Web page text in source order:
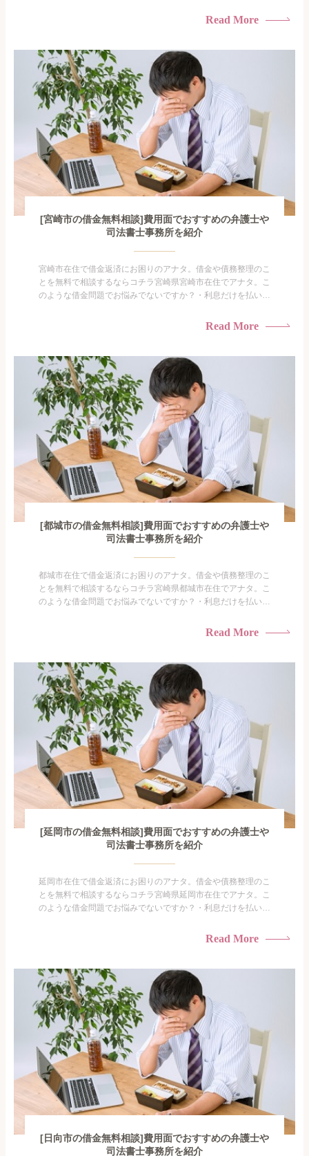
られたくない・借金の催促、取り立てで憂鬱になる。・闇金に
がありま...
Read More
[宮崎市の借金無料相談]費用面でおすすめの弁護士や
司法書士事務所を紹介
宮崎市在住で借金返済にお困りのアナタ。借金や債務整理のこ
とを無料で相談するならコチラ宮崎県宮崎市在住でアナタ。こ
のような借金問題でお悩みでないですか？・利息だけを払い続
られたくない・借金の催促、取り立てで憂鬱になる。・闇金に
がありま...
Read More
[都城市の借金無料相談]費用面でおすすめの弁護士や
司法書士事務所を紹介
都城市在住で借金返済にお困りのアナタ。借金や債務整理のこ
とを無料で相談するならコチラ宮崎県都城市在住でアナタ。こ
のような借金問題でお悩みでないですか？・利息だけを払い続
られたくない・借金の催促、取り立てで憂鬱になる。・闇金に
がありま...
Read More
[延岡市の借金無料相談]費用面でおすすめの弁護士や
司法書士事務所を紹介
延岡市在住で借金返済にお困りのアナタ。借金や債務整理のこ
とを無料で相談するならコチラ宮崎県延岡市在住でアナタ。こ
のような借金問題でお悩みでないですか？・利息だけを払い続
られたくない・借金の催促、取り立てで憂鬱になる。・闇金に
がありま...
Read More
[日向市の借金無料相談]費用面でおすすめの弁護士や
司法書士事務所を紹介